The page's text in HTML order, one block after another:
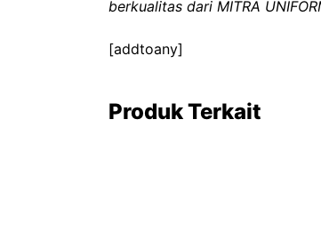
berkualitas dari MITRA
[addtoany]
Produk Terkait